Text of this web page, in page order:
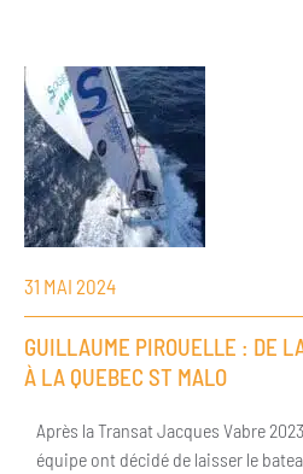
31 MAI 2024
GUILLAUME PIROUELLE : DE
À LA QUEBEC ST MALO
Après la Transat Jacques Vabre
équipe ont décidé de laisser le